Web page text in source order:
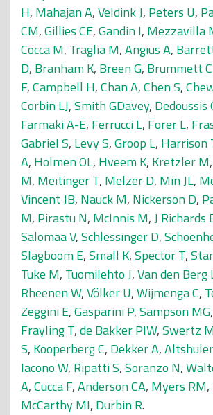
H, Mahajan A,Veldink J, Peters U,
CM,Gillies CE,Gandin I, Mezzavilla
Cocca M, Traglia M,Angius A,
D, Branham K, Breen G, Brummett
F,Campbell H,Chan A,Chen S,
Corbin LJ,Smith GDavey, Dedoussis
Farmaki A-E, Ferrucci L, Forer L,
Gabriel S, Levy S,Groop L, Harrison
A, Holmen OL, Hveem K, Kretzler M,
M, Meitinger T, Melzer D, Min JL,
Vincent JB, Nauck M, Nickerson D,
M, Pirastu N, McInnis M,J Richards
Salomaa V,Schlessinger D,
Slagboom E,Small K,Spector T,
Tuke M, Tuomilehto J,Van den Berg
Rheenen W,Völker U,Wijmenga C,
Zeggini E,Gasparini P,Sampson MG,
Frayling T,de Bakker PIW,Swertz
S, Kooperberg C, Dekker A,
Iacono W, Ripatti S,Soranzo N,
A,Cucca F,Anderson CA, Myers RM,
McCarthy MI, Durbin R.